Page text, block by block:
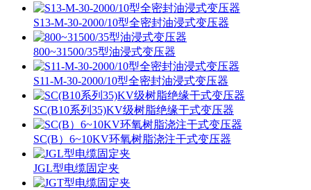
S13-M-30-2000/10型全密封油浸式变压器
800~31500/35型油浸式变压器
S11-M-30-2000/10型全密封油浸式变压器
SC(B10系列35)KV级树脂绝缘干式变压器
SC(B）6~10KV环氧树脂浇注干式变压器
JGL型电缆固定夹